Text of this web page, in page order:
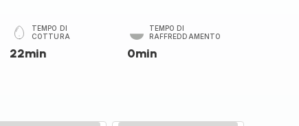
TEMPO DI
COTTURA
22min
TEMPO DI
RAFFREDDAMENTO
0min